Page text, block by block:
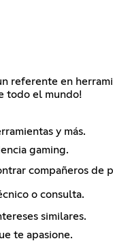
referente en
todo el mundo!
y más.
gaming.
compañeros de
o consulta.
similares.
te apasione.